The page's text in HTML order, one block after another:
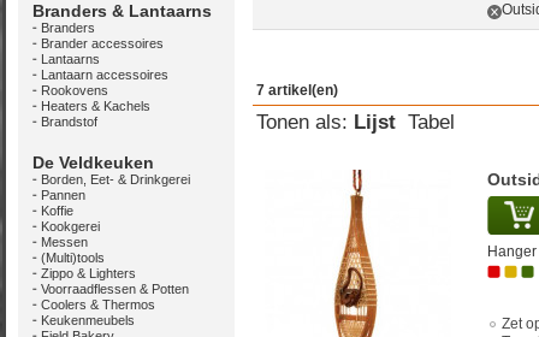
Branders & Lantaarns
Branders
Brander accessoires
Lantaarns
Lantaarn accessoires
Rookovens
Heaters & Kachels
Brandstof
De Veldkeuken
Borden, Eet- & Drinkgerei
Pannen
Koffie
Kookgerei
Messen
(Multi)tools
Zippo & Lighters
Voorraadflessen & Potten
Coolers & Thermos
Keukenmeubels
7 artikel(en)
Tonen als: Lijst Tabel
Zet